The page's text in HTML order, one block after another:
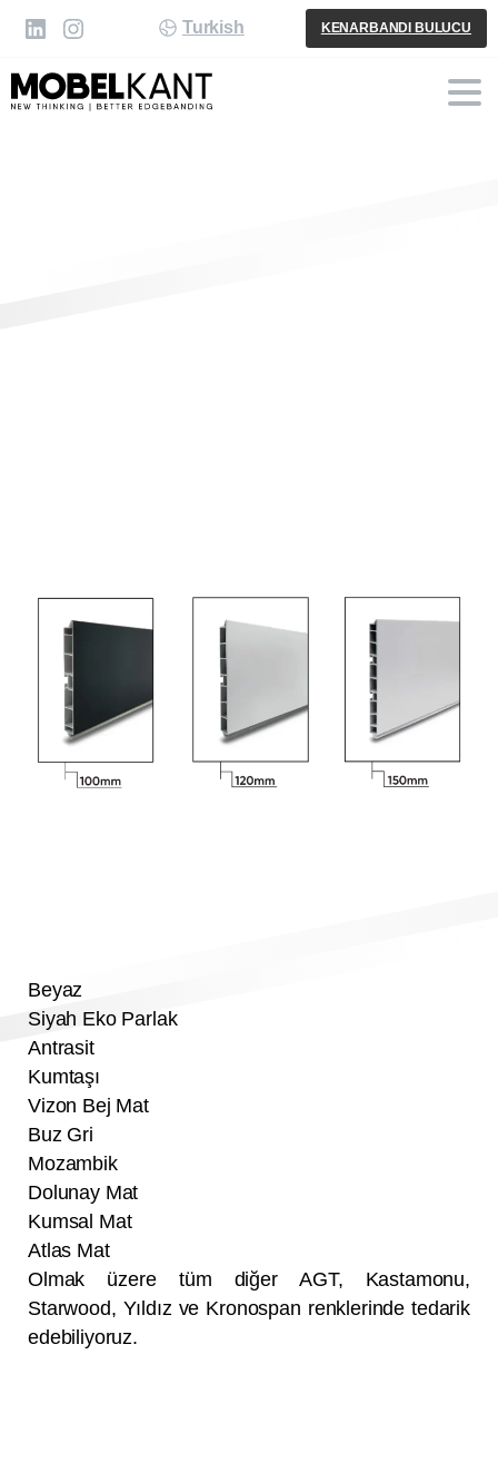
Turkish KENARBANDI BULUCU
Beyaz
Siyah Eko Parlak
Antrasit
Kumtaşı
Vizon Bej Mat
Buz Gri
Mozambik
Dolunay Mat
Kumsal Mat
Atlas Mat
Olmak üzere tüm diğer AGT, Kastamonu,
Starwood, Yıldız ve Kronospan renklerinde tedarik
edebiliyoruz.